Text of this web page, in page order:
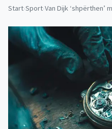
Start›Sport›Van Dijk ‘shpërthen’